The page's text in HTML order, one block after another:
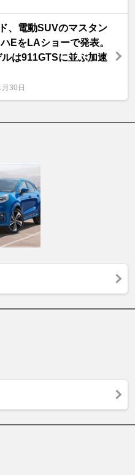
、電動SUVのマスタン
EをLAショーで発表。
は911GTSに並ぶ加速
30日